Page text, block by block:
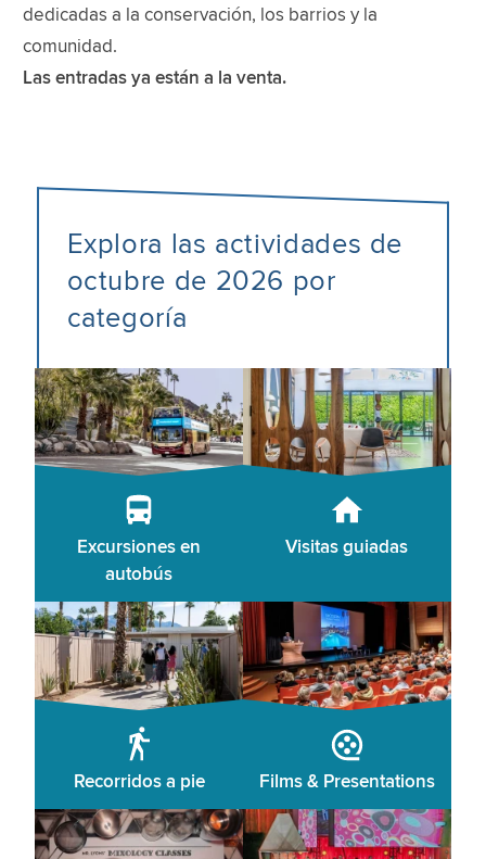
dedicadas a la conservación, los barrios y la
comunidad.
Las entradas ya están a la venta.
Explora las actividades de
octubre de 2026 por
categoría
Excursiones en
autobús
Visitas guiadas
Recorridos a pie Films & Presentations